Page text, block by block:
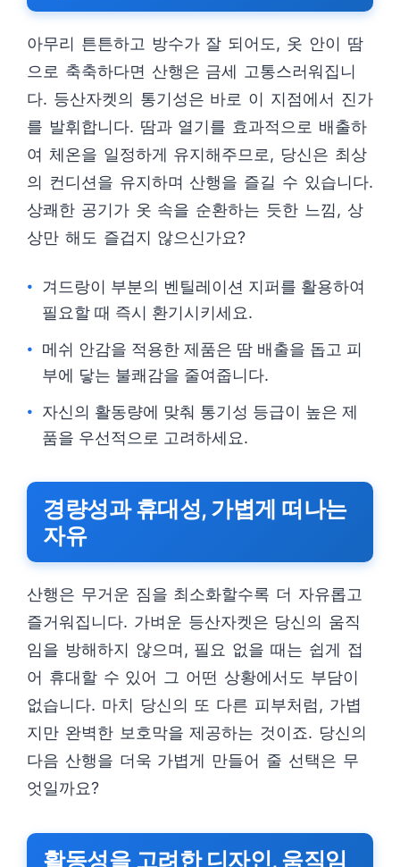
아무리 튼튼하고 방수가 잘 되어도, 옷 안이 땀
으로 축축하다면 산행은 금세 고통스러워집니
다. 등산자켓의 통기성은 바로 이 지점에서 진가
를 발휘합니다. 땀과 열기를 효과적으로 배출하
여 체온을 일정하게 유지해주므로, 당신은 최상
의 컨디션을 유지하며 산행을 즐길 수 있습니다.
상쾌한 공기가 옷 속을 순환하는 듯한 느낌, 상
상만 해도 즐겁지 않으신가요?
겨드랑이 부분의 벤틸레이션 지퍼를 활용하여
필요할 때 즉시 환기시키세요.
메쉬 안감을 적용한 제품은 땀 배출을 돕고 피
부에 닿는 불쾌감을 줄여줍니다.
자신의 활동량에 맞춰 통기성 등급이 높은 제
품을 우선적으로 고려하세요.
경량성과 휴대성, 가볍게 떠나는
자유
산행은 무거운 짐을 최소화할수록 더 자유롭고
즐거워집니다. 가벼운 등산자켓은 당신의 움직
임을 방해하지 않으며, 필요 없을 때는 쉽게 접
어 휴대할 수 있어 그 어떤 상황에서도 부담이
없습니다. 마치 당신의 또 다른 피부처럼, 가볍
지만 완벽한 보호막을 제공하는 것이죠. 당신의
다음 산행을 더욱 가볍게 만들어 줄 선택은 무
엇일까요?
활동성을 고려한 디자인, 움직임